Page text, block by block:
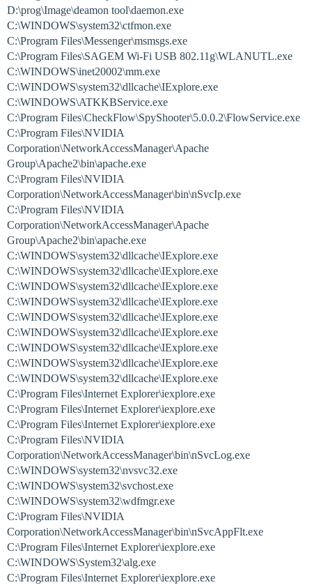
D:\prog\Image\deamon tool\daemon.exe
C:\WINDOWS\system32\ctfmon.exe
C:\Program Files\Messenger\msmsgs.exe
C:\Program Files\SAGEM Wi-Fi USB 802.11g\WLANUTL.exe
C:\WINDOWS\inet20002\mm.exe
C:\WINDOWS\system32\dllcache\IExplore.exe
C:\WINDOWS\ATKKBService.exe
C:\Program Files\CheckFlow\SpyShooter\5.0.0.2\FlowService.exe
C:\Program Files\NVIDIA
Corporation\NetworkAccessManager\Apache
Group\Apache2\bin\apache.exe
C:\Program Files\NVIDIA
Corporation\NetworkAccessManager\bin\nSvcIp.exe
C:\Program Files\NVIDIA
Corporation\NetworkAccessManager\Apache
Group\Apache2\bin\apache.exe
C:\WINDOWS\system32\dllcache\IExplore.exe
C:\WINDOWS\system32\dllcache\IExplore.exe
C:\WINDOWS\system32\dllcache\IExplore.exe
C:\WINDOWS\system32\dllcache\IExplore.exe
C:\WINDOWS\system32\dllcache\IExplore.exe
C:\WINDOWS\system32\dllcache\IExplore.exe
C:\WINDOWS\system32\dllcache\IExplore.exe
C:\WINDOWS\system32\dllcache\IExplore.exe
C:\WINDOWS\system32\dllcache\IExplore.exe
C:\Program Files\Internet Explorer\iexplore.exe
C:\Program Files\Internet Explorer\iexplore.exe
C:\Program Files\Internet Explorer\iexplore.exe
C:\Program Files\NVIDIA
Corporation\NetworkAccessManager\bin\nSvcLog.exe
C:\WINDOWS\system32\nvsvc32.exe
C:\WINDOWS\system32\svchost.exe
C:\WINDOWS\system32\wdfmgr.exe
C:\Program Files\NVIDIA
Corporation\NetworkAccessManager\bin\nSvcAppFlt.exe
C:\Program Files\Internet Explorer\iexplore.exe
C:\WINDOWS\System32\alg.exe
C:\Program Files\Internet Explorer\iexplore.exe